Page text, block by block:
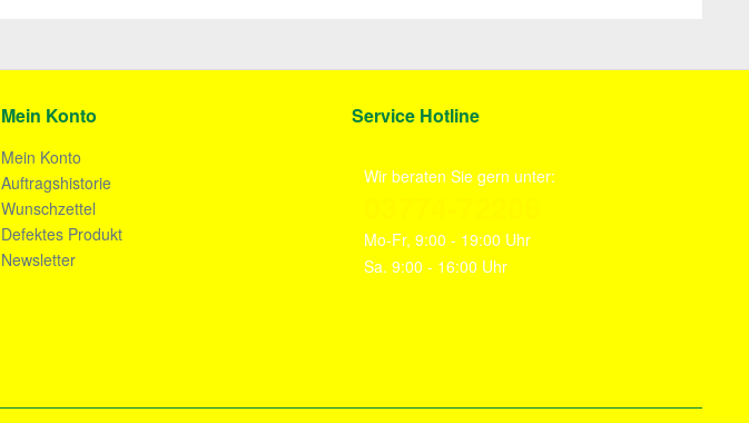
Mein Konto
Mein Konto
Auftragshistorie
Wunschzettel
Defektes Produkt
Newsletter
Service Hotline
Wir beraten Sie gern unter:
Mo-Fr, 9:00 - 19:00 Uhr
Sa. 9:00 - 16:00 Uhr